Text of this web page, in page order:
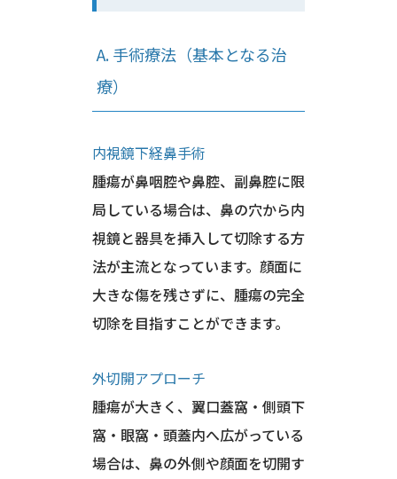
A. 手術療法（基本となる治
療）
内視鏡下経鼻手術
腫瘍が鼻咽腔や鼻腔、副鼻腔に限
局している場合は、鼻の穴から内
視鏡と器具を挿入して切除する方
法が主流となっています。顔面に
大きな傷を残さずに、腫瘍の完全
切除を目指すことができます。
外切開アプローチ
腫瘍が大きく、翼口蓋窩・側頭下
窩・眼窩・頭蓋内へ広がっている
場合は、鼻の外側や顔面を切開す